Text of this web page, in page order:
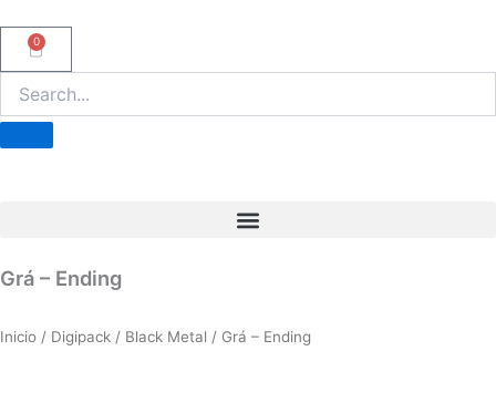
0
Carrito
Grá – Ending
Inicio / Digipack / Black Metal / Grá – Ending